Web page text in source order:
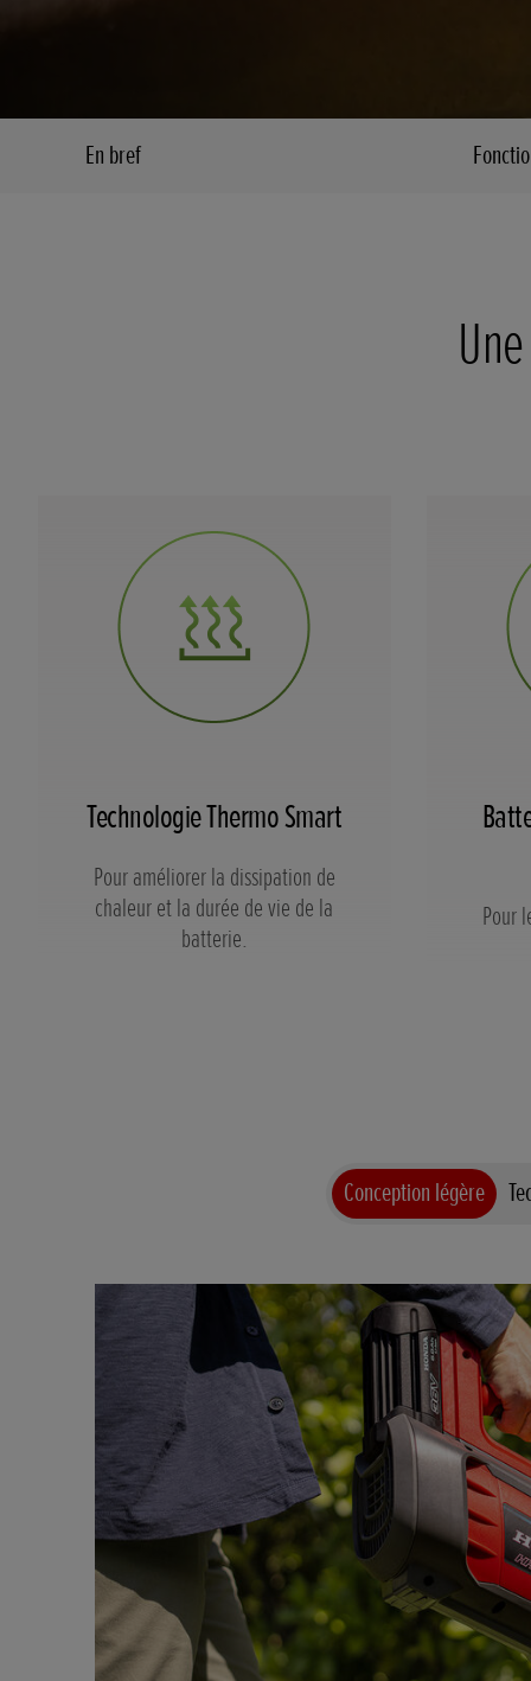
En bref
Technologie Thermo Smart
Pour améliorer la dissipation de
chaleur et la durée de vie de la
batterie.
Pour
Conception légère